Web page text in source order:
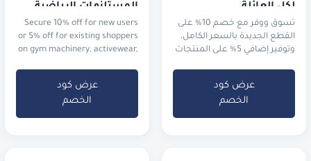
لكل العائلة
تسوق ووفر مع خصم 10% على
القطع الجديدة بالسعر الكامل،
وتوفير إضافي 5% على المنتجات
عرض كود
الخصم
المستلزمات الرياضية
Secure 10% off for new users
or 5% off for existing shoppers
on gym machinery, activewear,
عرض كود
الخصم